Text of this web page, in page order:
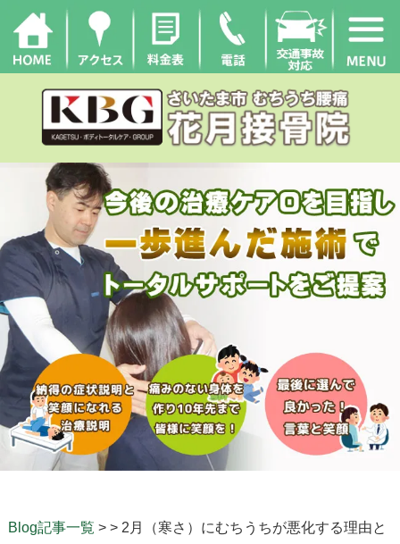
Blog記事一覧 > > 2月（寒さ）にむちうちが悪化する理由と